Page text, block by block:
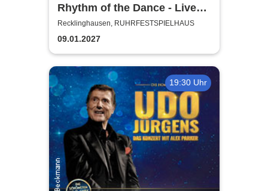
Rhythm of the Dance - Live
2027
Recklinghausen, RUHRFESTSPIELHAUS
09.01.2027
19:30 Uhr